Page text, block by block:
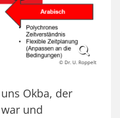
© Dr. U. Roppelt
Okba, der
und